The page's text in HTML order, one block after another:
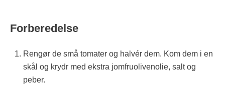
Forberedelse
Rengør de små tomater og halvér dem. Kom dem i en
skål og krydr med ekstra jomfruolivenolie, salt og
peber.